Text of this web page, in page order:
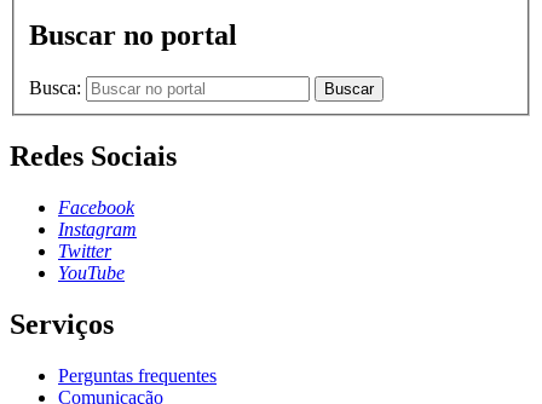
Buscar no portal
Busca: Buscar
Redes Sociais
Facebook
Instagram
Twitter
YouTube
Serviços
Perguntas frequentes
Comunicação